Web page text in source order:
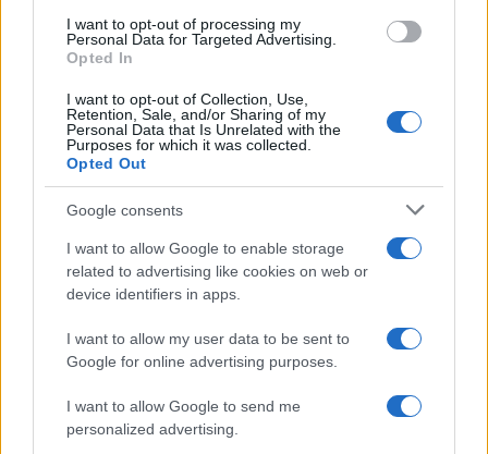
I want to opt-out of processing my
Personal Data for Targeted Advertising.
Opted In
I want to opt-out of Collection, Use,
Retention, Sale, and/or Sharing of my
Personal Data that Is Unrelated with the
Purposes for which it was collected.
Opted Out
Google consents
I want to allow Google to enable storage
related to advertising like cookies on web or
device identifiers in apps.
I want to allow my user data to be sent to
Google for online advertising purposes.
I want to allow Google to send me
personalized advertising.
έγινε… μελισσοκόμος στην Κύθνο
06.08.2026